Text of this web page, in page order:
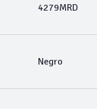
4279MRD
Negro